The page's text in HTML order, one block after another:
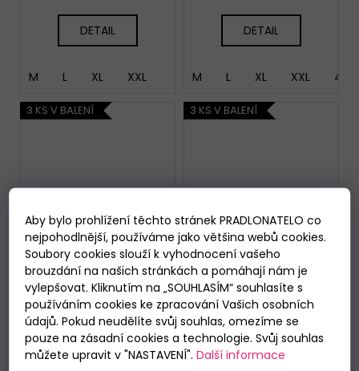
Aby bylo prohlížení těchto stránek PRADLONATELO co
nejpohodlnější, používáme jako většina webů cookies.
Soubory cookies slouží k vyhodnocení vašeho
brouzdání na našich stránkách a pomáhají nám je
vylepšovat. Kliknutím na „SOUHLASÍM“ souhlasíte s
používáním cookies ke zpracování Vašich osobních
údajů. Pokud neudělíte svůj souhlas, omezíme se
pouze na zásadní cookies a technologie. Svůj souhlas
můžete upravit v "NASTAVENÍ". Další informace
DETAIL
M L XL XXL
DETAIL
M L XL XXL 4XL
3 KS V BALENÍ
Pánské slipy
3 KS V BALENÍ
Boxerky Mustang 4200